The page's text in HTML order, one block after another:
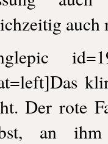
auch
Der rote
an